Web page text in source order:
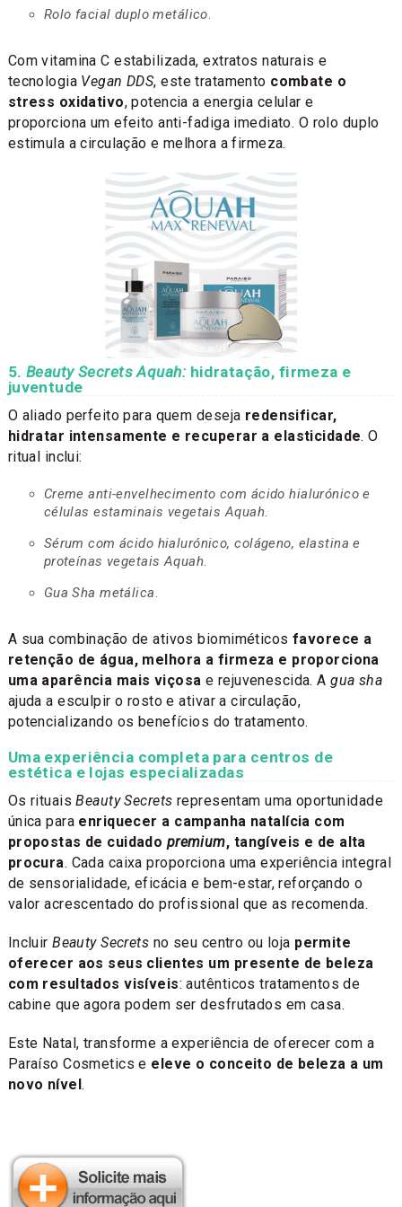
Rolo facial duplo metálico.
Com vitamina C estabilizada, extratos naturais e
tecnologia Vegan DDS, este tratamento combate o
stress oxidativo, potencia a energia celular e
proporciona um efeito anti-fadiga imediato. O rolo duplo
estimula a circulação e melhora a firmeza.
5. Beauty Secrets Aquah:hidratação, firmeza e
juventude
O aliado perfeito para quem deseja redensificar,
hidratar intensamente e recuperar a elasticidade. O
ritual inclui:
Creme anti-envelhecimento com ácido hialurónico e
células estaminais vegetais Aquah.
Sérum com ácido hialurónico, colágeno, elastina e
proteínas vegetais Aquah.
Gua Sha metálica.
A sua combinação de ativos biomiméticos favorece a
retenção de água, melhora a firmeza e proporciona
uma aparência mais viçosa e rejuvenescida. Agua sha
ajuda a esculpir o rosto e ativar a circulação,
potencializando os benefícios do tratamento.
Uma experiência completa para centros de
estética e lojas especializadas
Os rituaisBeauty Secrets representam uma oportunidade
única para enriquecer a campanha natalícia com
propostas de cuidado premium, tangíveis e de alta
procura. Cada caixa proporciona uma experiência integral
de sensorialidade, eficácia e bem-estar, reforçando o
valor acrescentado do profissional que as recomenda.
IncluirBeauty Secrets no seu centro ou loja permite
oferecer aos seus clientes um presente de beleza
com resultados visíveis: autênticos tratamentos de
cabine que agora podem ser desfrutados em casa.
Este Natal, transforme a experiência de oferecer com a
Paraíso Cosmetics e eleve o conceito de beleza a um
novo nível .